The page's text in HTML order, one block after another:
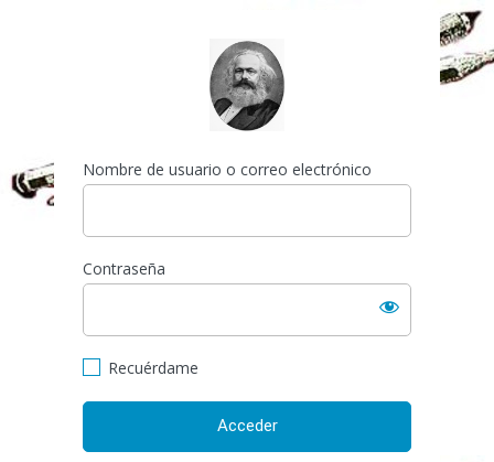
http://espai-marx.net/
Nombre de usuario o correo electrónico
Contraseña
Recuérdame